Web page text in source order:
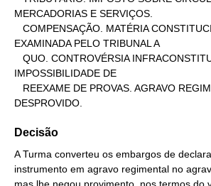
MERCADORIAS E SERVIÇOS.
EXAMINADA PELO TRIBUNAL A
IMPOSSIBILIDADE DE
DESPROVIDO.
Decisão
A Turma converteu os embargos de
instrumento em agravo regimental no